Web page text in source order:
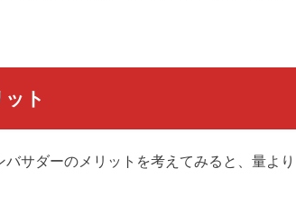
ト
サダーのメリットを考えてみると、量より